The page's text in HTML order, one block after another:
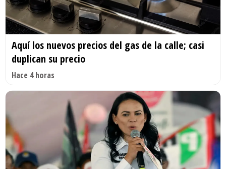
Aquí los nuevos precios del gas de la calle; casi
duplican su precio
Hace 4 horas